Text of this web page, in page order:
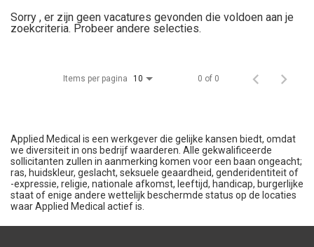
Sorry , er zijn geen vacatures gevonden die voldoen aan je
zoekcriteria. Probeer andere selecties.
Items per pagina 10 0 of 0
Applied Medical is een werkgever die gelijke kansen biedt, omdat
we diversiteit in ons bedrijf waarderen. Alle gekwalificeerde
sollicitanten zullen in aanmerking komen voor een baan ongeacht;
ras, huidskleur, geslacht, seksuele geaardheid, genderidentiteit of
-expressie, religie, nationale afkomst, leeftijd, handicap, burgerlijke
staat of enige andere wettelijk beschermde status op de locaties
waar Applied Medical actief is.